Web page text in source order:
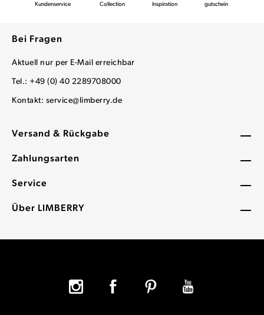
Versand & Rückgabe
Zahlungsarten
Service
Über LIMBERRY
Kundenservice
Collection
Inspiration
gutschein
Bei Fragen
Aktuell nur per E-Mail erreichbar
Tel.: +49 (0) 40 2289708000
Kontakt: service@limberry.de